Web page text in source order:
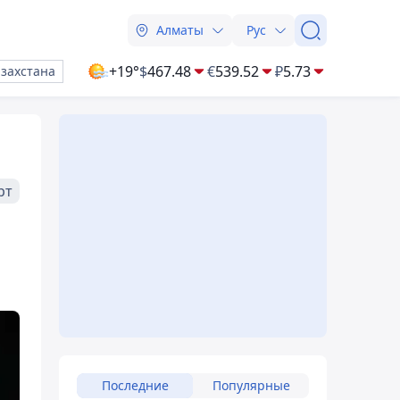
Алматы Рус
+19°$467.48 €539.52 ₽5.73
Последние Популярные